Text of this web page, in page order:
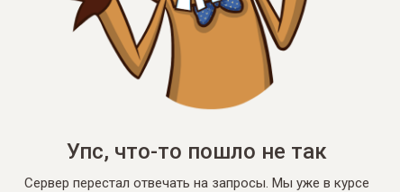
Упс, что-то пошло не так
Сервер перестал отвечать на запросы. Мы уже в курсе